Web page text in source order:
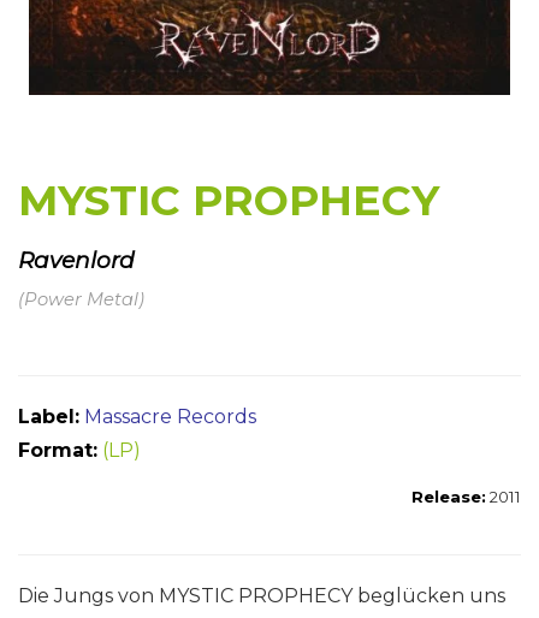
MYSTIC PROPHECY
Ravenlord
(Power Metal)
Label: Massacre Records
Format: (LP)
Release: 2011
Die Jungs von MYSTIC PROPHECY beglücken uns